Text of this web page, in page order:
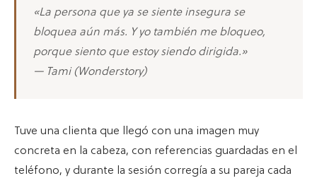
«La persona que ya se siente insegura se
bloquea aún más. Y yo también me bloqueo,
porque siento que estoy siendo dirigida.»
— Tami (Wonderstory)
Tuve una clienta que llegó con una imagen muy
concreta en la cabeza, con referencias guardadas en el
teléfono, y durante la sesión corregía a su pareja cada